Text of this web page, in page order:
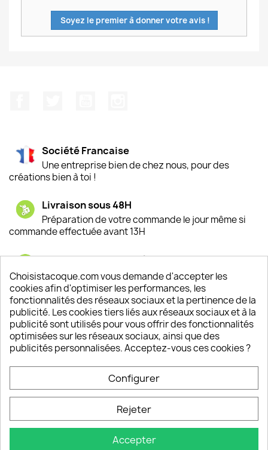
Soyez le premier à donner votre avis !
Société Francaise
Une entreprise bien de chez nous, pour des
créations bien à toi !
Livraison sous 48H
Préparation de votre commande le jour même si
commande effectuée avant 13H
Satisfaction de nos clients
Depuis 2009, entre 92% et 94% de nos clients
sont satisfaits de nos produits
Un SAV à votre écoute
Notre SAV est disponible 6/7J de 10h à 18H
Choisistacoque.com vous demande d'accepter les
cookies afin d'optimiser les performances, les
fonctionnalités des réseaux sociaux et la pertinence de la
publicité. Les cookies tiers liés aux réseaux sociaux et à la
publicité sont utilisés pour vous offrir des fonctionnalités
optimisées sur les réseaux sociaux, ainsi que des
publicités personnalisées. Acceptez-vous ces cookies ?
Configurer
Rejeter
Accepter